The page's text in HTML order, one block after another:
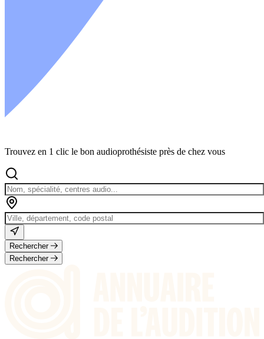
Trouvez en 1 clic le bon audioprothésiste près de chez vous
Rechercher
Rechercher